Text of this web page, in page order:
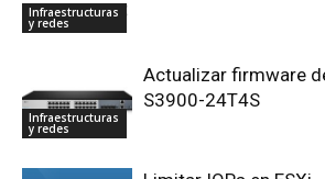
Infraestructuras
y redes
Infraestructuras
y redes
Actualizar firmware
S3900-24T4S